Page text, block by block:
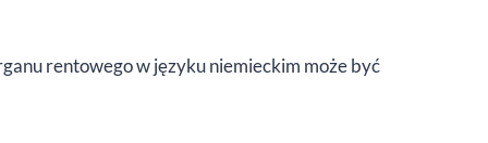
rentowego w języku niemieckim może być